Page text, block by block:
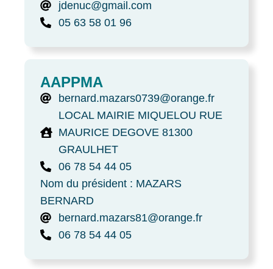
jdenuc@gmail.com
05 63 58 01 96
AAPPMA
bernard.mazars0739@orange.fr
LOCAL MAIRIE MIQUELOU RUE
MAURICE DEGOVE 81300
GRAULHET
06 78 54 44 05
Nom du président : MAZARS
BERNARD
bernard.mazars81@orange.fr
06 78 54 44 05